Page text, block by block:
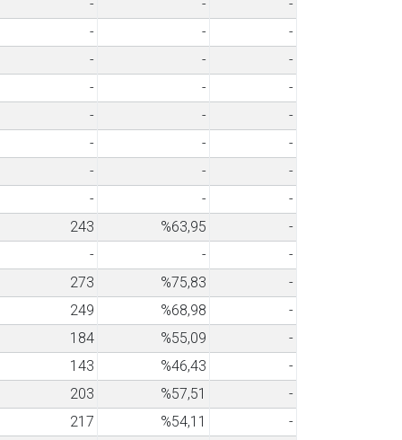
- -
-
- -
-
- -
-
- -
-
- -
-
- -
-
- -
-
- -
-
243 %63,95
-
- -
-
273 %75,83
-
249 %68,98
-
184 %55,09
-
143 %46,43
-
203 %57,51
-
217 %54,11
-